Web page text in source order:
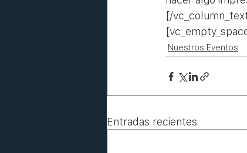
[/
Nuestros Eventos
Entradas recientes